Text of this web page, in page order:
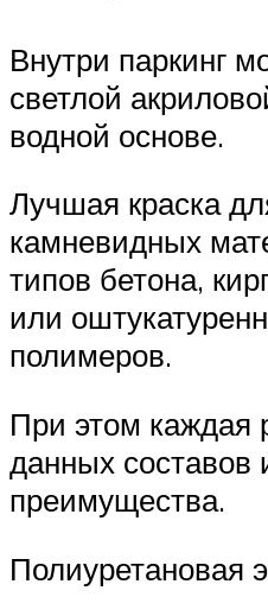
Внутри паркинг
светлой
водной основе.
Лучшая краска
камневидных
типов бетона,
или
полимеров.
При этом каждая
данных составов
преимущества.
Полиуретановая